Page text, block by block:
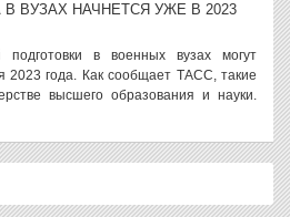
ВУЗАХ НАЧНЕТСЯ УЖЕ В 2023
подготовки в военных вузах могут
2023 года. Как сообщает ТАСС, такие
высшего образования и науки.